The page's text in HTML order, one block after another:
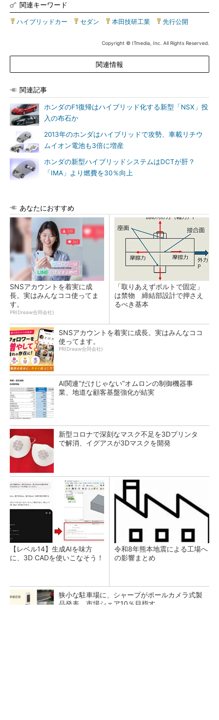
関連キーワード
ハイブリッドカー セダン 本田技研工業 先行公開
Copyright © ITmedia, Inc. All Rights Reserved.
関連情報
関連記事
ホンダのF1復帰はハイブリッド化する新型「NSX」投
入の布石か
2013年のホンダはハイブリッドで攻勢、車載リチウ
ムイオン電池も3倍に増産
ホンダの新型ハイブリッドシステムはDCTが肝？
「IMA」より燃費を30％向上
あなたにおすすめ
SNSアカウントを着実に成
長。実はみんなココ使ってま
す。
PR(Dreaw合同会社)
「取りあえずボルトで固定」
は禁物 締結部設計で押さえ
るべき基本
SNSアカウントを着実に成長。実はみんなココ
使ってます。
PR(Dreaw合同会社)
AI関連“だけじゃない”オムロンの制御機器事
業、地道な顧客基盤強化が結実
新型コロナで深刻なマスク不足を3Dプリンタ
で解消、イグアスが3Dマスクを開発
【レベル14】生成AIを味方
に、3D CADを使いこなそう！
令和8年熊本地震による工場へ
の影響まとめ
狭小な駐車場に、シャープがポールカメラ式製
品発表 市場シェア10％目指す